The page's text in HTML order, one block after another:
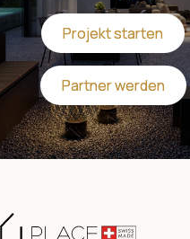
Projekt starten
Projekt starten
Partner werden
Partner werden